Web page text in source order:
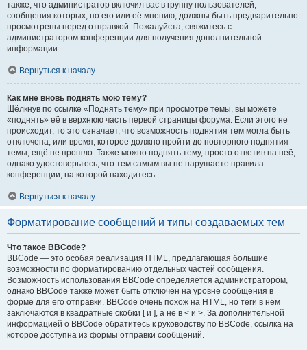
также, что администратор включил вас в группу пользователей,
сообщения которых, по его или её мнению, должны быть предварительно
просмотрены перед отправкой. Пожалуйста, свяжитесь с
администратором конференции для получения дополнительной
информации.
Вернуться к началу
Как мне вновь поднять мою тему?
Щёлкнув по ссылке «Поднять тему» при просмотре темы, вы можете
«поднять» её в верхнюю часть первой страницы форума. Если этого не
происходит, то это означает, что возможность поднятия тем могла быть
отключена, или время, которое должно пройти до повторного поднятия
темы, ещё не прошло. Также можно поднять тему, просто ответив на неё,
однако удостоверьтесь, что тем самым вы не нарушаете правила
конференции, на которой находитесь.
Вернуться к началу
Форматирование сообщений и типы создаваемых тем
Что такое BBCode?
BBCode — это особая реализация HTML, предлагающая большие
возможности по форматированию отдельных частей сообщения.
Возможность использования BBCode определяется администратором,
однако BBCode также может быть отключён на уровне сообщения в
форме для его отправки. BBCode очень похож на HTML, но теги в нём
заключаются в квадратные скобки [ и ], а не в < и >. За дополнительной
информацией о BBCode обратитесь к руководству по BBCode, ссылка на
которое доступна из формы отправки сообщений.